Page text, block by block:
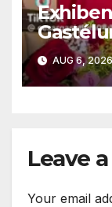
con la
AUG 6,
Leave
Your email